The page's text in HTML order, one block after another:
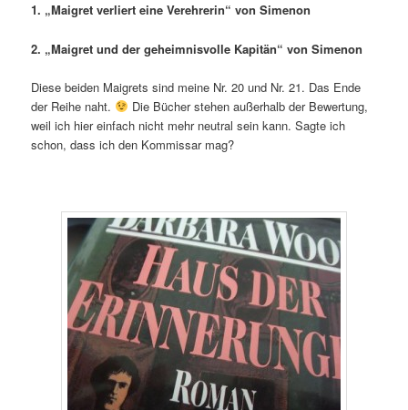
1. „Maigret verliert eine Verehrerin“ von Simenon
2. „Maigret und der geheimnisvolle Kapitän“ von Simenon
Diese beiden Maigrets sind meine Nr. 20 und Nr. 21. Das Ende
der Reihe naht.
Die Bücher stehen außerhalb der Bewertung,
weil ich hier einfach nicht mehr neutral sein kann. Sagte ich
schon, dass ich den Kommissar mag?